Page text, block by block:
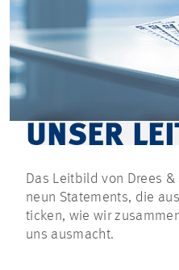
UNSER
Das Leitbild von Drees
neun Statements, die
ticken, wie wir
uns ausmacht.